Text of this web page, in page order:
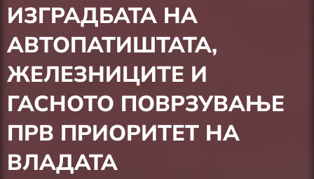
ИЗГРАДБАТА НА
АВТОПАТИШТАТА,
ЖЕЛЕЗНИЦИТЕ И
ГАСНОТО ПОВРЗУВАЊЕ
ПРВ ПРИОРИТЕТ НА
ВЛАДАТА